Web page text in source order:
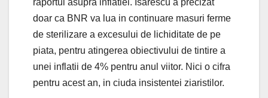
doar ca BNR va lua in continuare masuri ferme
de sterilizare a excesului de lichiditate de pe
piata, pentru atingerea obiectivului de tintire a
unei inflatii de 4% pentru anul viitor. Nici o cifra
pentru acest an, in ciuda insistentei ziaristilor.